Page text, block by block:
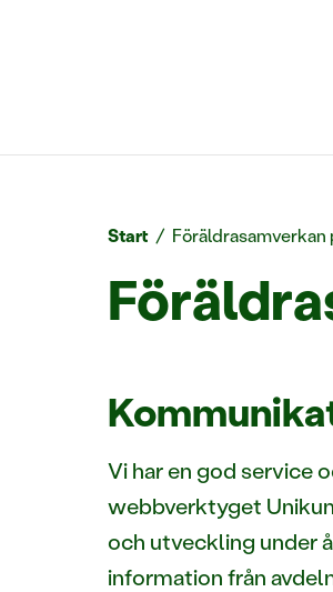
Start / Föräldrasamverkan
Vi har en god service
webbverktyget
och utveckling under
information från